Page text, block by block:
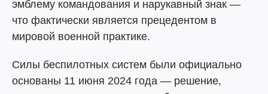
эмблему командования и нарукавный знак —
что фактически является прецедентом в
мировой военной практике.
Силы беспилотных систем были официально
основаны 11 июня 2024 года — решение,